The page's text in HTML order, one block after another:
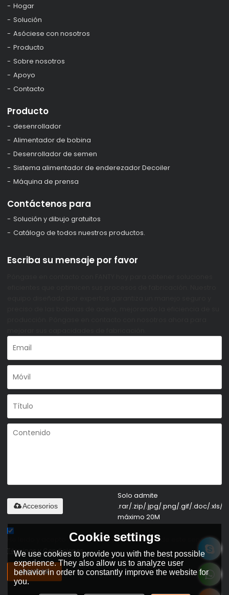
Hogar
Solución
Asóciese con nosotros
Producto
Sobre nosotros
Apoyo
Contacto
Producto
desenrollador
Alimentador de bobina
Desenrollador de semen
Sistema alimentador de enderezador Decoiler
Máquina de prensa
Contáctenos para
Solución y dibujo gratuitos
Catálogo de todos nuestros productos.
Escriba su mensaje por favor
Solo admite
.rar/.zip/.jpg/.png/.gif/.doc/.xls/
máximo 20M
Accesorios
He leido y acepto los Términos y Condiciones de este servicio,
Términos y Condiciones
MANDAR
Cookie settings
We use cookies to provide you with the best possible
experience. They also allow us to analyze user
behavior in order to constantly improve the website for
you.